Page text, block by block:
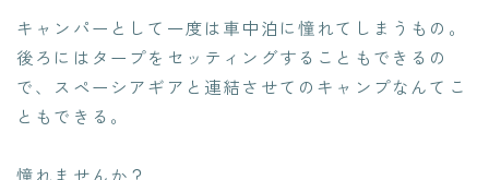
キャンパーとして一度は車中泊に憧れてしまうもの。
後ろにはタープをセッティングすることもできるの
で、スペーシアギアと連結させてのキャンプなんてこ
ともできる。
憧れませんか？